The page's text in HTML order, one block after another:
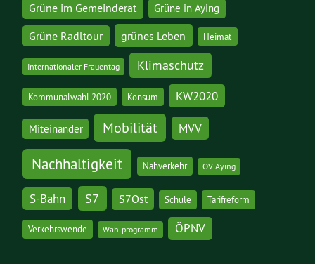
Grüne im Gemeinderat Grüne in Aying
Grüne Radltour grünes Leben Heimat
Internationaler Frauentag Klimaschutz
Kommunalwahl 2020 Konsum KW2020
Miteinander Mobilität MVV
Nachhaltigkeit Nahverkehr OV Aying
S-Bahn S7 S7Ost Schule Tarifreform
Verkehrswende Wahlprogramm ÖPNV